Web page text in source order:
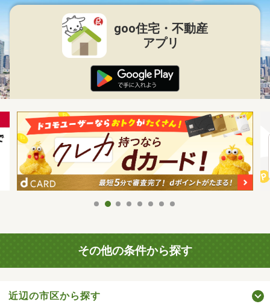
goo住宅・不動産
アプリ
その他の条件から探す
近辺の市区から探す